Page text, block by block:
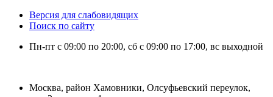
Версия для слабовидящих
Поиск по сайту
Пн-пт с 09:00 по 20:00, сб с 09:00 по 17:00, вс выходной
Москва, район Хамовники, Олсуфьевский переулок,